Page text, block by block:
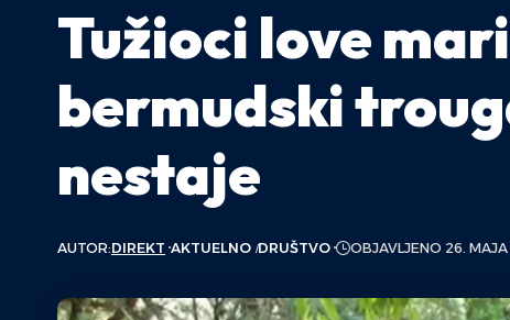
Tužioci love
bermudski
nestaje
AUTOR:DIREKT AKTUELNO DRUŠTVO OBJAVLJENO 26.